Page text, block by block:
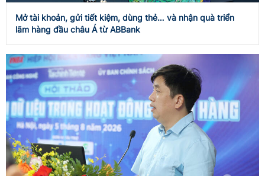
Mở tài khoản, gửi tiết kiệm, dùng thẻ… và nhận quà triển
lãm hàng đầu châu Á từ ABBank